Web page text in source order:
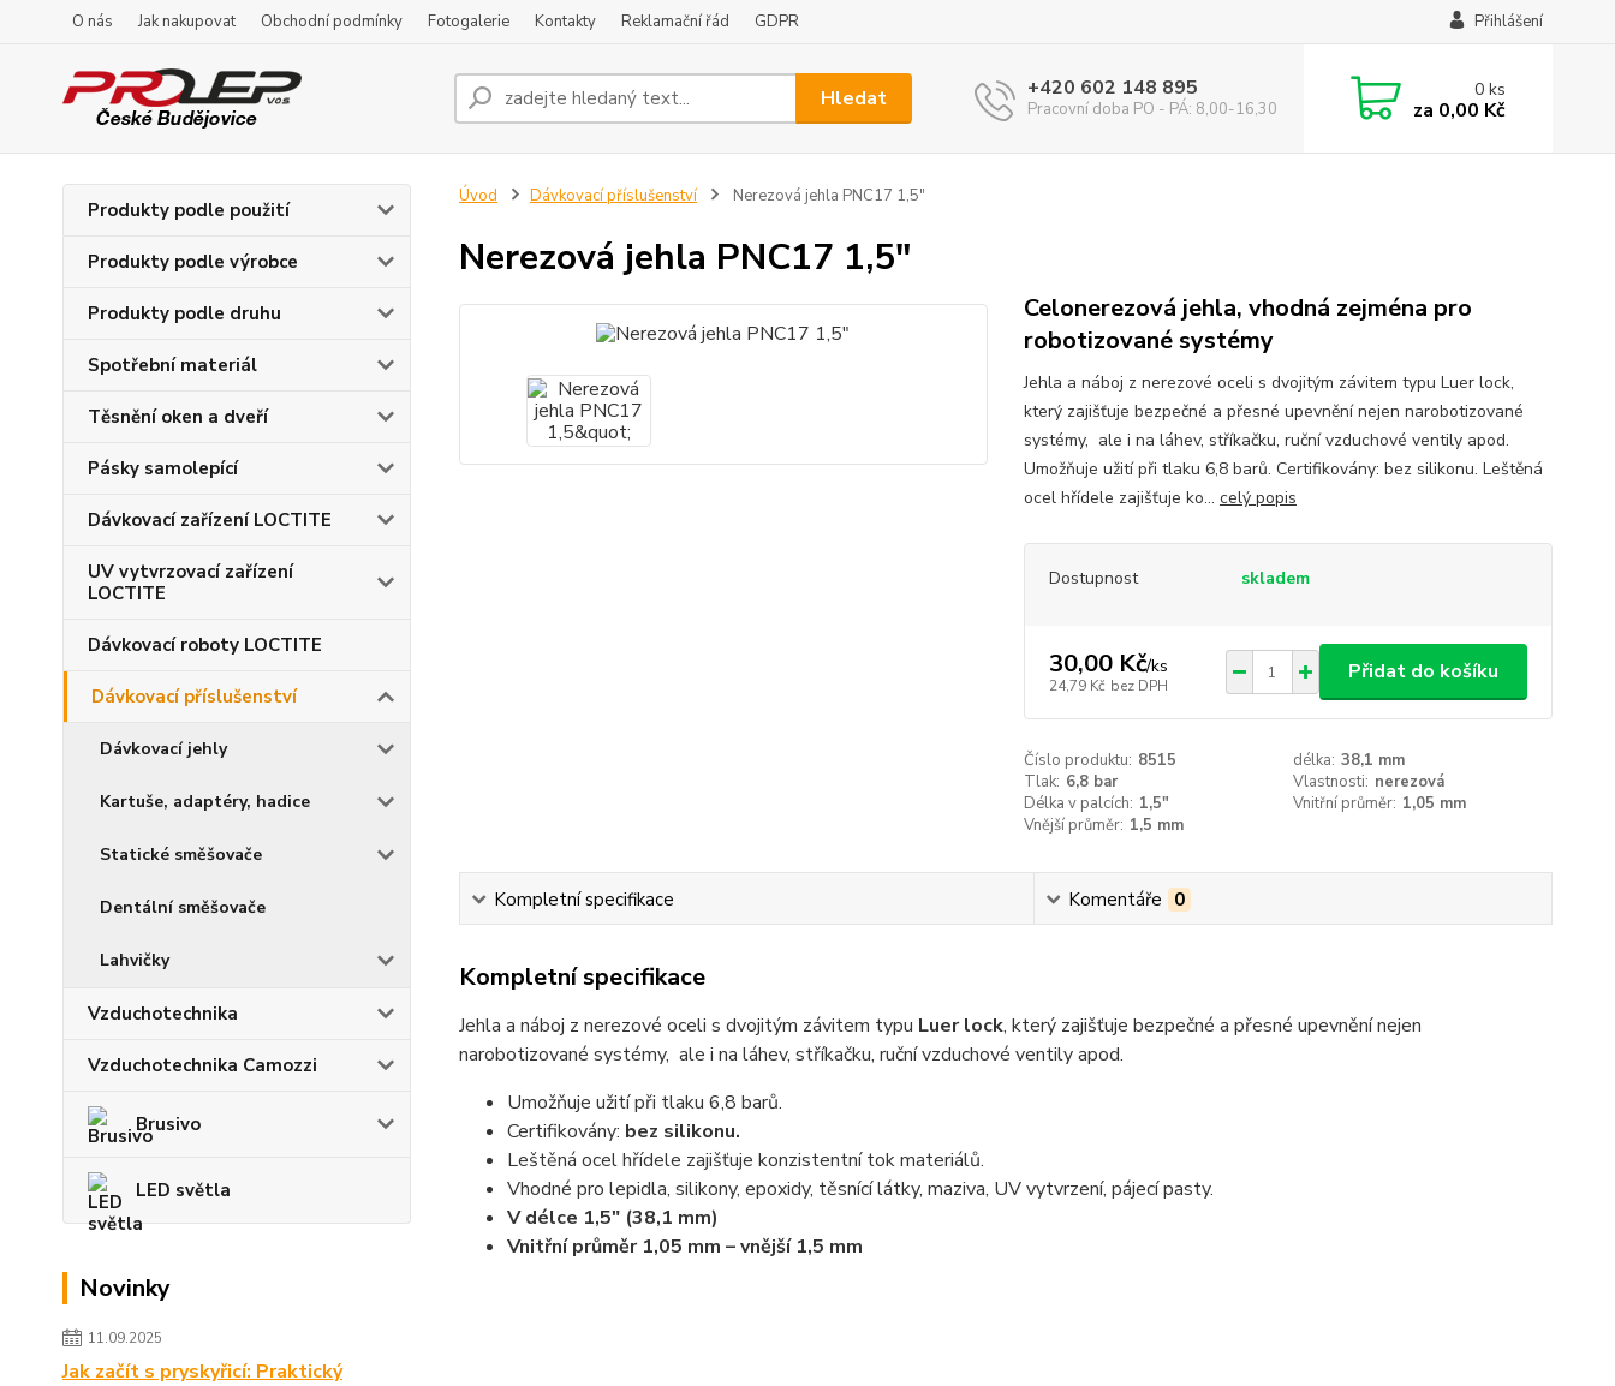
O nás Jak nakupovat Obchodní podmínky Fotogalerie Kontakty Reklamační řád GDPR Přihlášení
Hledat +420 602 148 895
Pracovní doba PO - PÁ: 8,00-16,30
0ks
za 0,00 Kč
Produkty podle použití
Produkty podle výrobce
Produkty podle druhu
Spotřební materiál
Těsnění oken a dveří
Pásky samolepící
Dávkovací zařízení LOCTITE
UV vytvrzovací zařízení
LOCTITE
Dávkovací roboty LOCTITE
Dávkovací příslušenství
Dávkovací jehly
Kartuše, adaptéry, hadice
Statické směšovače
Dentální směšovače
Lahvičky
Vzduchotechnika
Vzduchotechnika Camozzi
Brusivo
LED světla
Novinky
11.09.2025
Jak začít s pryskyřicí: Praktický
Úvod Dávkovací příslušenství Nerezová jehla PNC17 1,5"
Nerezová jehla PNC17 1,5"
Celonerezová jehla, vhodná zejména pro
robotizované systémy
Jehla a náboj z nerezové oceli s dvojitým závitem typu Luer lock,
který zajišťuje bezpečné a přesné upevnění nejen narobotizované
systémy, ale i na láhev, stříkačku, ruční vzduchové ventily apod.
Umožňuje užití při tlaku 6,8 barů. Certifikovány: bez silikonu. Leštěná
ocel hřídele zajišťuje ko... celý popis
Dostupnost skladem
30,00 Kč/ks
24,79 Kč bez DPH
Přidat do košíku
Číslo produktu: 8515 délka: 38,1 mm
Tlak: 6,8 bar Vlastnosti: nerezová
Délka v palcích: 1,5" Vnitřní průměr: 1,05 mm
Vnější průměr: 1,5 mm
Kompletní specifikace Komentáře 0
Kompletní specifikace
Jehla a náboj z nerezové oceli s dvojitým závitem typu Luer lock, který zajišťuje bezpečné a přesné upevnění nejen
narobotizované systémy, ale i na láhev, stříkačku, ruční vzduchové ventily apod.
Umožňuje užití při tlaku 6,8 barů.
Certifikovány: bez silikonu.
Leštěná ocel hřídele zajišťuje konzistentní tok materiálů.
Vhodné pro lepidla, silikony, epoxidy, těsnící látky, maziva, UV vytvrzení, pájecí pasty.
V délce 1,5" (38,1 mm)
Vnitřní průměr 1,05 mm – vnější 1,5 mm